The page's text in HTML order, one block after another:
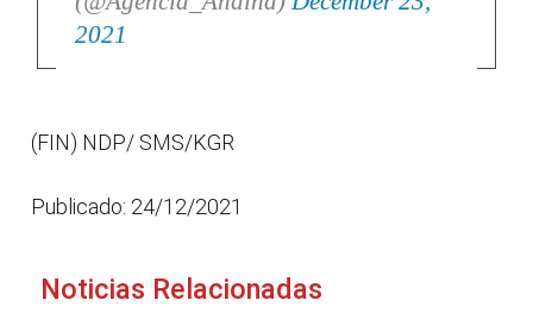
2021
(FIN) NDP/ SMS/KGR
Publicado: 24/12/2021
Noticias Relacionadas